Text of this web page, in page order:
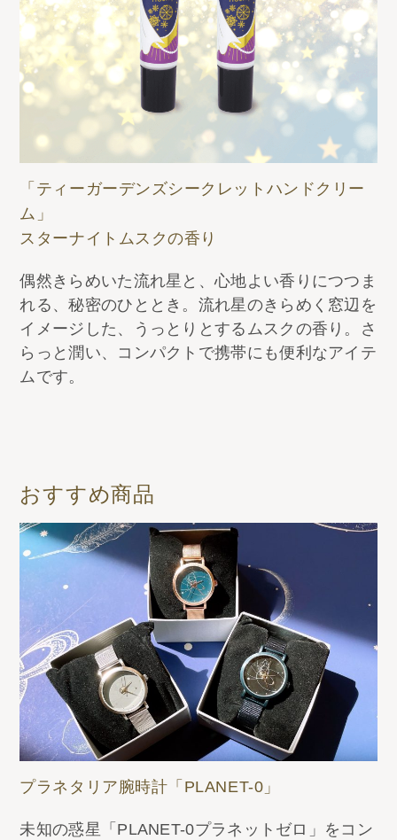
「ティーガーデンズシークレットハンドクリー
ム」
スターナイトムスクの香り
偶然きらめいた流れ星と、心地よい香りにつつま
れる、秘密のひととき。流れ星のきらめく窓辺を
イメージした、うっとりとするムスクの香り。さ
らっと潤い、コンパクトで携帯にも便利なアイテ
ムです。
おすすめ商品
プラネタリア腕時計「PLANET-0」
未知の惑星「PLANET-0プラネットゼロ」をコン